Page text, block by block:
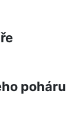
poháru